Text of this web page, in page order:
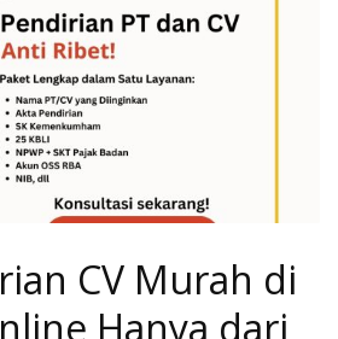
CV Murah di
Hanya dari